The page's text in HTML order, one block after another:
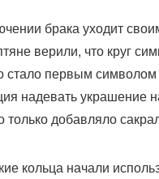
брака уходит
верили, что круг
стало первым
надевать
добавляло
кольца начали